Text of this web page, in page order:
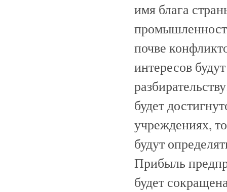
имя блага
почве
интересов
будет
учреждениях,
будут
Прибыль
будет